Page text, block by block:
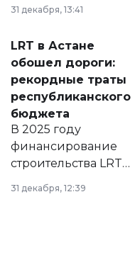
2028 годы.
документ
появился в базе
нормативных
правовых актов и
на сайте маслихат
города.
31 декабря, 13:41
LRT в Астане
обошел дороги:
рекордные траты
республиканского
бюджета
В 2025 году
финансирование
строительства LRT
республиканского
31 декабря, 12:39